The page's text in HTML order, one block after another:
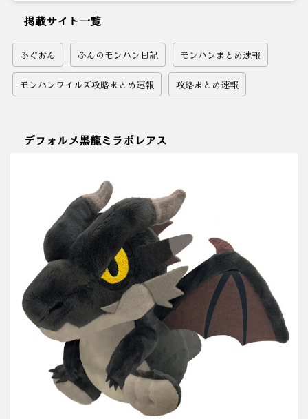
掲載サイト一覧
ふぐおん ふんのモンハン日記 モンハンまとめ速報
モンハンワイルズ攻略まとめ速報 攻略まとめ速報
デフォルメ黒龍ミラボレアス